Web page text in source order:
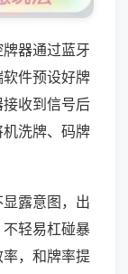
器通过蓝牙
件预设好牌
收到信号后
洗牌、码牌
露意图，出
轻易杠碰暴
，和牌率提